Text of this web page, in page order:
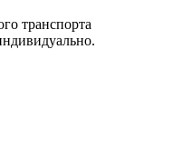
транспорта